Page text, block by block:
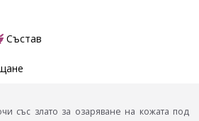
Състав
със злато за озаряване на кожата под